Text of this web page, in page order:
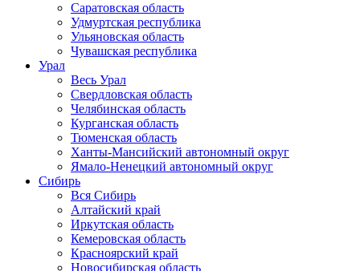
Саратовская область
Удмуртская республика
Ульяновская область
Чувашская республика
Урал
Весь Урал
Свердловская область
Челябинская область
Курганская область
Тюменская область
Ханты-Мансийский автономный округ
Ямало-Ненецкий автономный округ
Сибирь
Вся Сибирь
Алтайский край
Иркутская область
Кемеровская область
Красноярский край
Новосибирская область